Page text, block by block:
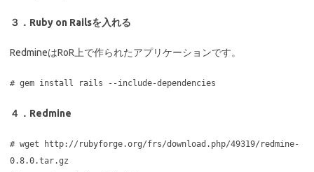
３．Ruby on Railsを入れる
RedmineはRoR上で作られたアプリケーションです。
# gem install rails --include-dependencies
４．Redmine
# wget http://rubyforge.org/frs/download.php/49319/redmine-
0.8.0.tar.gz